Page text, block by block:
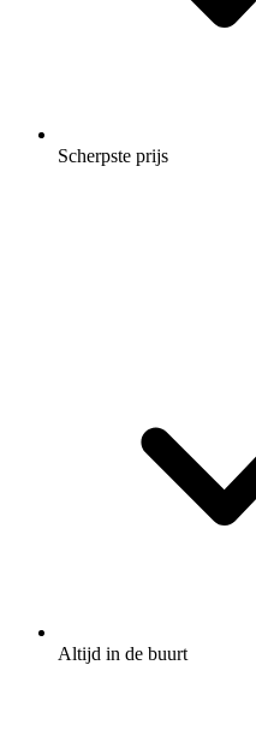
Scherpste prijs
Altijd in de buurt